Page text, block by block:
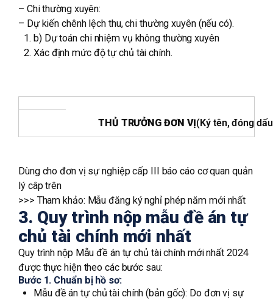
– Chi thường xuyên:
– Dự kiến chênh lệch thu, chi thường xuyên (nếu có).
b) Dự toán chi nhiệm vụ không thường xuyên
Xác định mức độ tự chủ tài chính.
THỦ TRƯỞNG ĐƠN VỊ(Ký tên, đóng
Dùng cho đơn vị sự nghiệp cấp III báo cáo cơ quan quản
lý câp trên
>>> Tham khảo: Mẫu đăng ký nghỉ phép năm mới nhất
3. Quy trình nộp mẫu đề án tự
chủ tài chính mới nhất
Quy trình nộp Mẫu đề án tự chủ tài chính mới nhất 2024
được thực hiện theo các bước sau:
Bước 1. Chuẩn bị hồ sơ:
Mẫu đề án tự chủ tài chính (bản gốc): Do đơn vị sự